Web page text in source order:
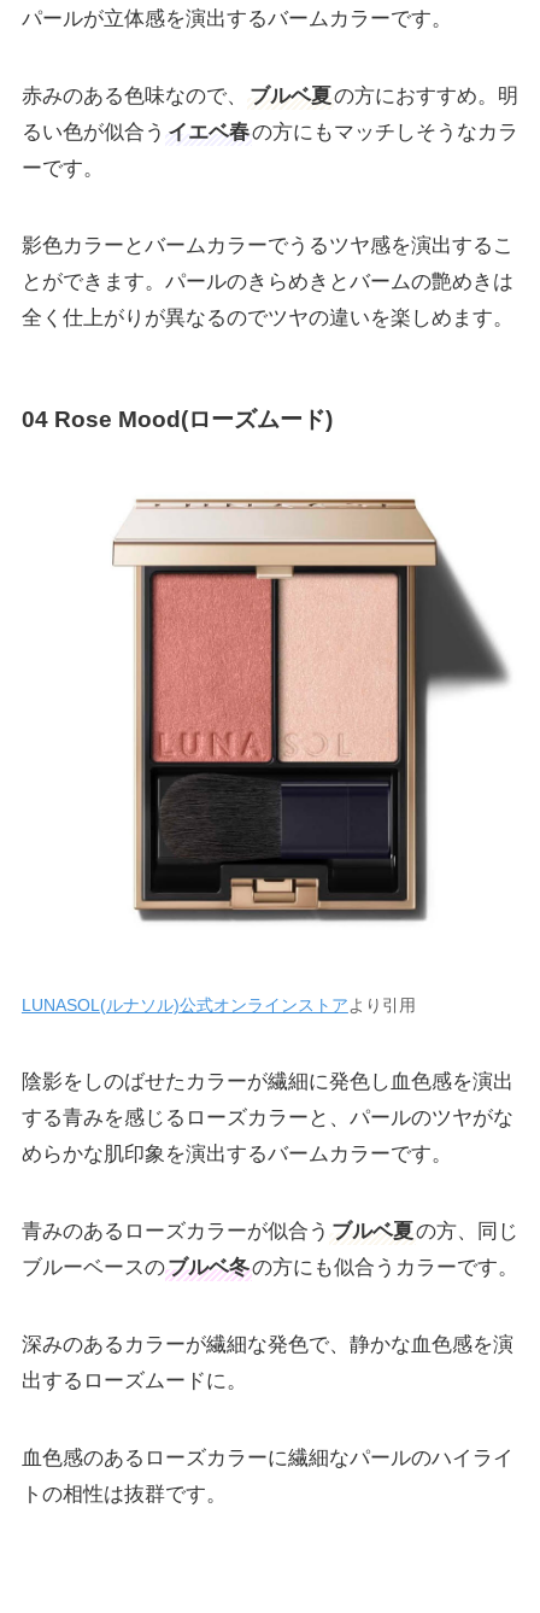
パールが立体感を演出するバームカラーです。
赤みのある色味なので、 ブルベ夏の方におすすめ。明
るい色が似合う イエベ春の方にもマッチしそうなカラ
ーです。
影色カラーとバームカラーでうるツヤ感を演出するこ
とができます。パールのきらめきとバームの艶めきは
全く仕上がりが異なるのでツヤの違いを楽しめます。
04 Rose Mood(ローズムード)
LUNASOL(ルナソル)公式オンラインストア より引用
陰影をしのばせたカラーが繊細に発色し血色感を演出
する青みを感じるローズカラーと、パールのツヤがな
めらかな肌印象を演出するバームカラーです。
青みのあるローズカラーが似合う ブルベ夏の方、同じ
ブルーベースのブルベ冬の方にも似合うカラーです。
深みのあるカラーが繊細な発色で、静かな血色感を演
出するローズムードに。
血色感のあるローズカラーに繊細なパールのハイライ
トの相性は抜群です。